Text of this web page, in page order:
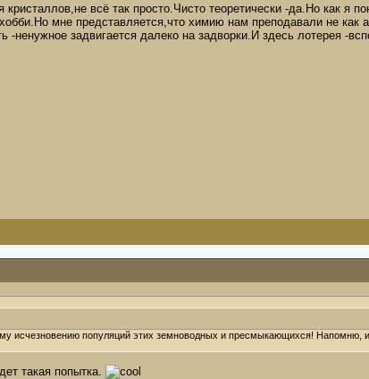
всё так просто.Чисто теоретически -да.Но как я
мне представляется,что химию нам преподавали не как
-ненужное задвигается далеко на задворки.И здесь лотерея -
исчезновению популяций этих земноводных и пресмыкающихся! Напомню,
такая попытка.